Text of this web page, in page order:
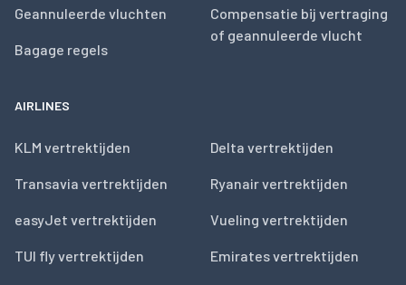
Geannuleerde vluchten
Bagage regels
Compensatie bij vertraging
of geannuleerde vlucht
AIRLINES
KLM vertrektijden
Transavia vertrektijden
easyJet vertrektijden
TUI fly vertrektijden
Delta vertrektijden
Ryanair vertrektijden
Vueling vertrektijden
Emirates vertrektijden